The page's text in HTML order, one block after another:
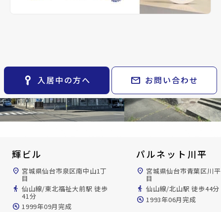
検索条件
閲覧履歴 keyboard_arrow_right
マイホームを考え始めたら keyboard_arrow_right
open_in_new
key_vertical 入居中の方へ mail お問い合わせ
輝ビル
location_on 宮城県仙台市泉区南中山1丁
目
directions_walk 仙山線/東北福祉大前駅 徒歩
41分
build_circle 1999年09月完成
パルネット川平
location_on 宮城県仙台市青葉区川
目
directions_walk 仙山線/北山駅 徒歩44分
build_circle 1993年06月完成